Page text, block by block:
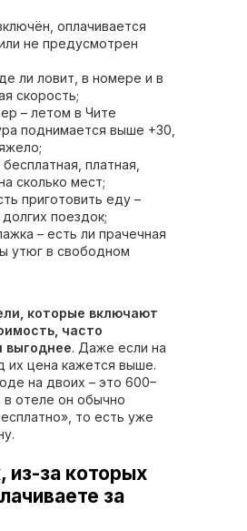
оплачивается
не предусмотрен
ли ловит, в номере и в
скорость;
– летом в Чите
поднимается выше +30,
платная,
сколько мест;
приготовить еду –
поездок;
– есть ли прачечная
утюг в свободном
которые включают
часто
выгоднее. Даже если на
их цена кажется выше.
на двоих – это 600–
в отеле он обычно
то есть уже
из-за которых
за